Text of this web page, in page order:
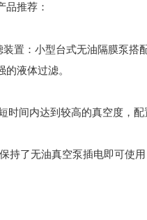
品推荐：
置：小型台式无油隔膜泵搭
液体过滤。
时间内达到较高的真空度，
持了无油真空泵插电即可使